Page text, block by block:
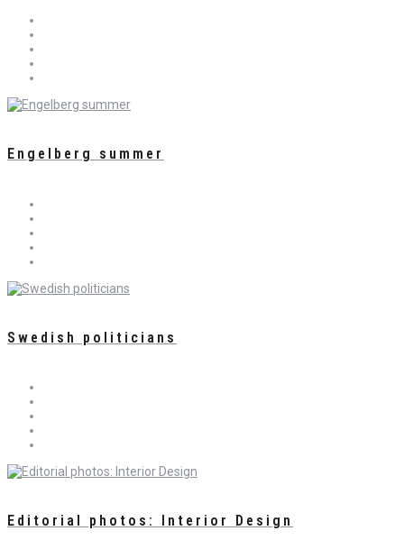
Engelberg summer
Swedish politicians
Editorial photos: Interior Design